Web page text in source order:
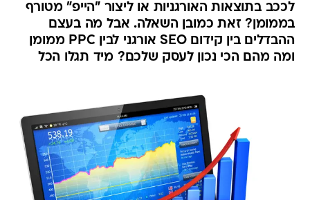
לככב בתוצאות האורגניות או ליצור "הייפ" מטורף
בממומן? זאת כמובן השאלה. אבל מה בעצם
ההבדלים בין קידום SEO אורגני לבין PPC ממומן
ומה מהם הכי נכון לעסק שלכם? מיד תגלו הכל